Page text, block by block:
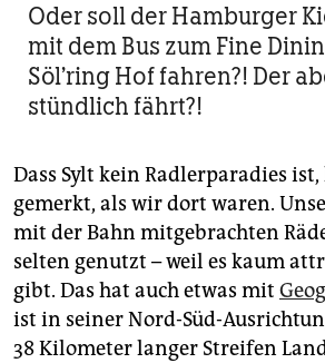
Oder soll der Hamburger
mit dem Bus zum Fine
Söl’ring Hof fahren?! Der
stündlich fährt?!
Dass Sylt kein Radlerparadies
gemerkt, als wir dort waren.
mit der Bahn mitgebrachten
selten genutzt – weil es kaum
gibt. Das hat auch etwas mit
ist in seiner Nord-Süd-
38 Kilometer langer Streifen